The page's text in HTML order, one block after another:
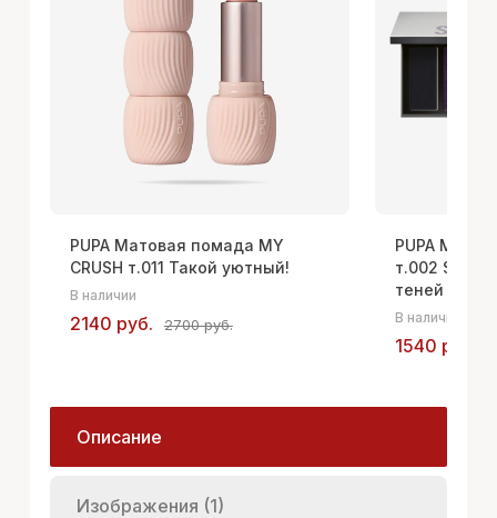
PUPA Матовая помада MY
CRUSH т.011 Такой уютный!
В наличии
2140 руб. 2700 руб.
PUPA Make
т.002
теней для
В наличии
1540 руб.
Описание
Изображения (1)